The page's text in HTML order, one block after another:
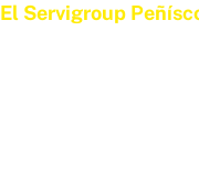
El Servigroup